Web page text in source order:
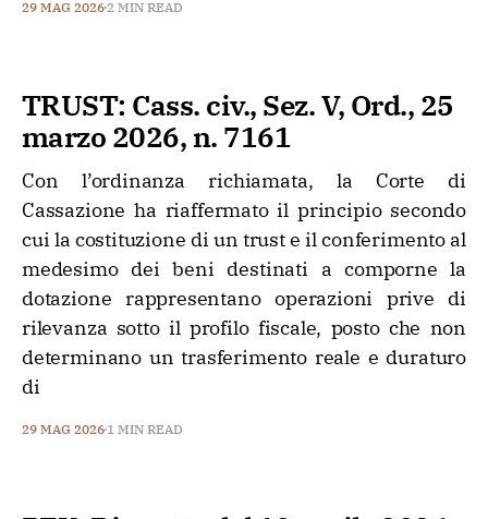
29 MAG 20262 MIN READ
TRUST: Cass. civ., Sez. V, Ord., 25
marzo 2026, n. 7161
Con l’ordinanza richiamata, la Corte di
Cassazione ha riaffermato il principio secondo
cui la costituzione di un trust e il conferimento al
medesimo dei beni destinati a comporne la
dotazione rappresentano operazioni prive di
rilevanza sotto il profilo fiscale, posto che non
determinano un trasferimento reale e duraturo
di
29 MAG 2026 1 MIN READ